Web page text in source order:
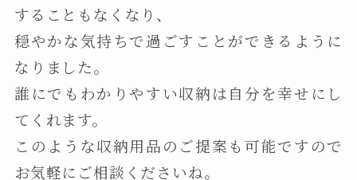
することもなくなり、
穏やかな気持ちで過ごすことができるように
なりました。
誰にでもわかりやすい収納は自分を幸せにし
てくれます。
このような収納用品のご提案も可能ですので
お気軽にご相談くださいね。